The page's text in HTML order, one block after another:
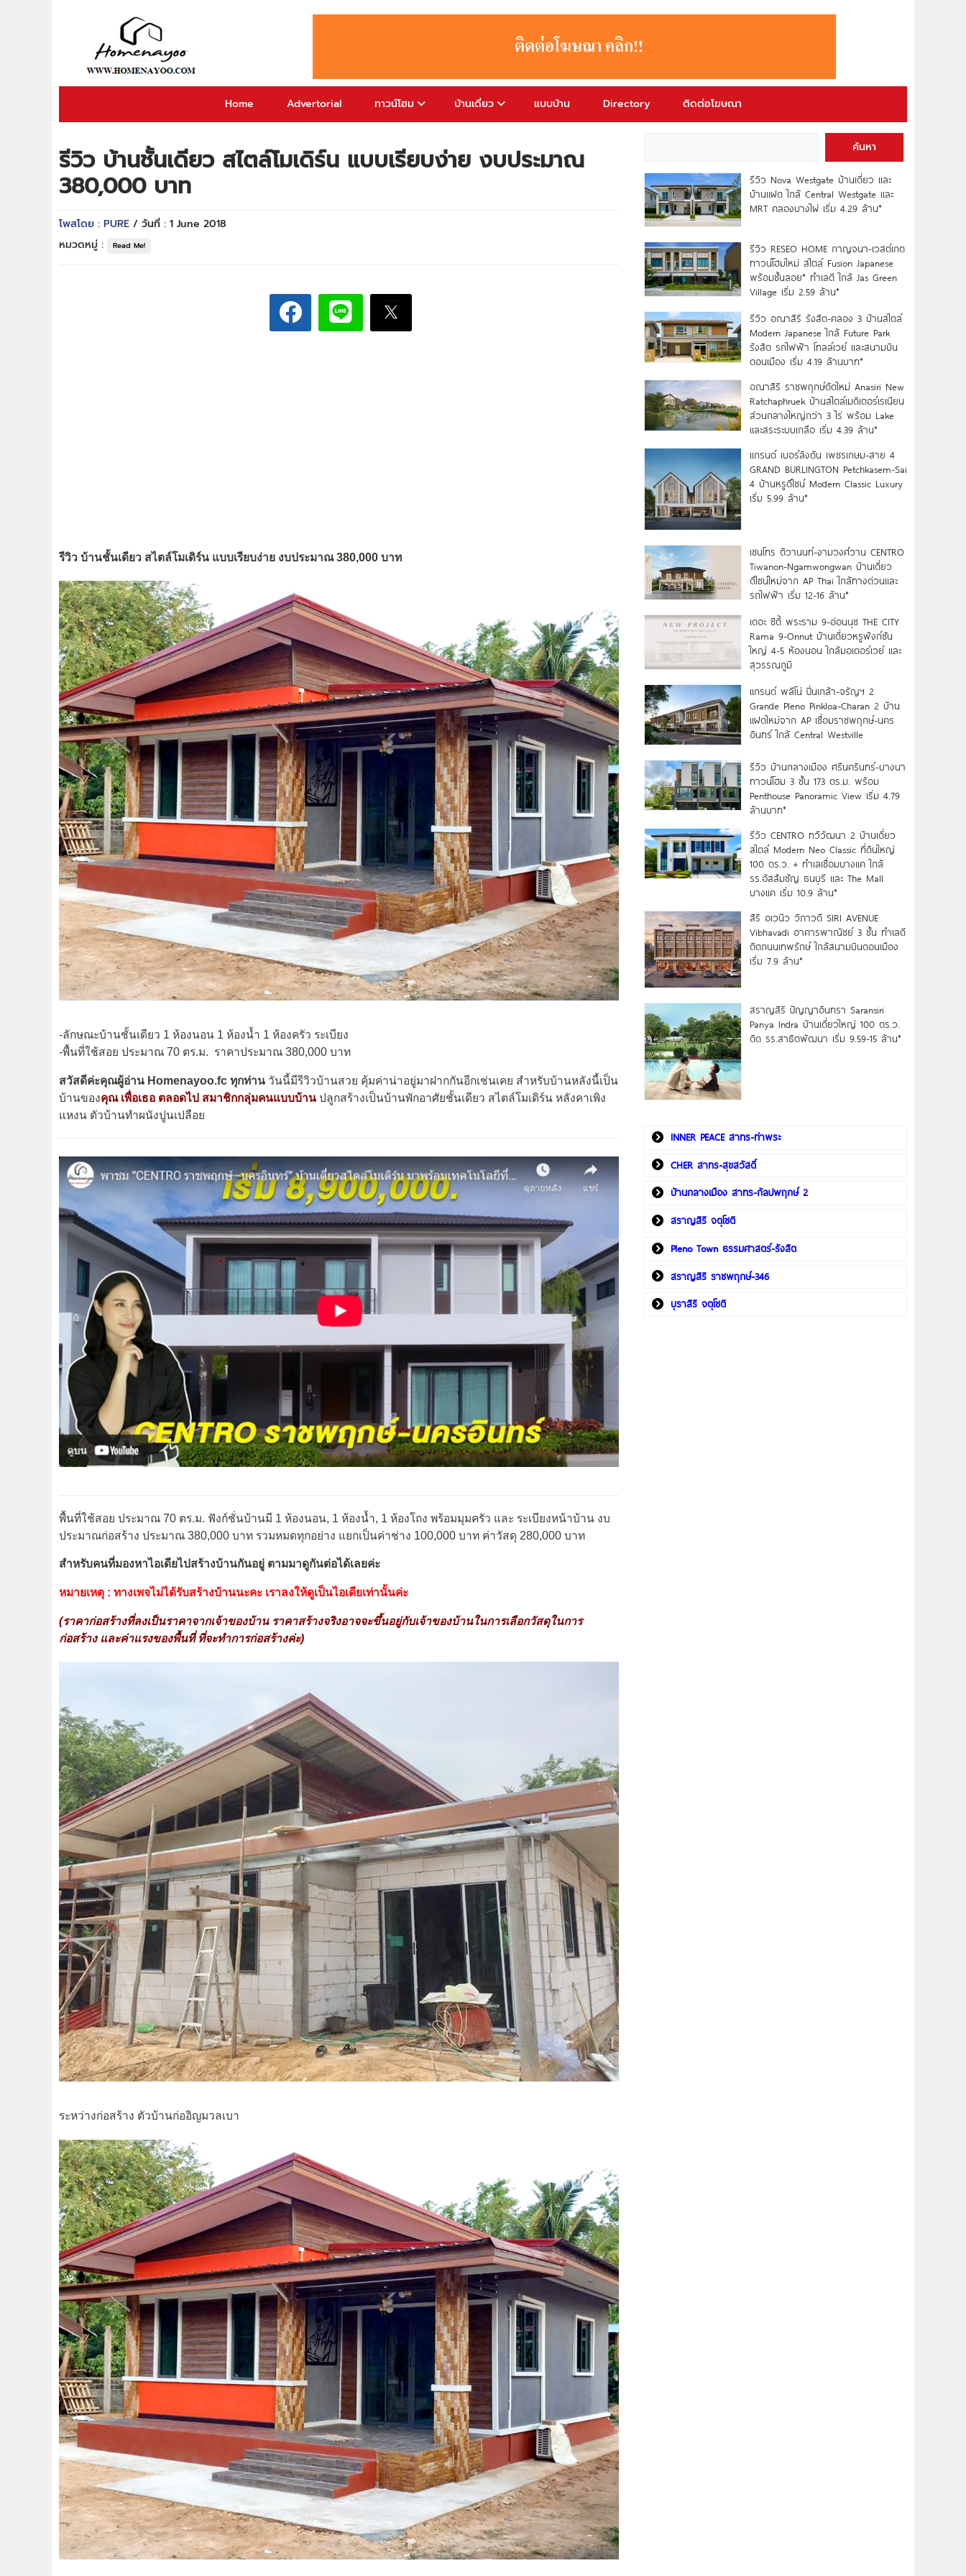
Home Advertorial ทาวน์โฮม บ้านเดี่ยว แบบบ้าน Directory ติดต่อโฆษณา
รีวิว บ้านชั้นเดียว สไตล์โมเดิร์น แบบเรียบง่าย งบประมาณ
380,000 บาท
โพสโดย : PURE / วันที่ : 1 June 2018
หมวดหมู่ :
Read Me!
รีวิว บ้านชั้นเดียว สไตล์โมเดิร์น แบบเรียบง่าย งบประมาณ 380,000 บาท
-ลักษณะบ้านชั้นเดียว 1 ห้องนอน 1 ห้องน้ำ 1 ห้องครัว ระเบียง
-พื้นที่ใช้สอย ประมาณ 70 ตร.ม. ราคาประมาณ 380,000 บาท
สวัสดีค่ะคุณผู้อ่าน Homenayoo.fc ทุกท่าน วันนี้มีรีวิวบ้านสวย คุ้มค่าน่าอยู่มาฝากกันอีกเช่นเคย สำหรับบ้านหลังนี้เป็น
บ้านของคุณ เพื่อเธอ ตลอดไป สมาชิกกลุ่มคนแบบบ้าน ปลูกสร้างเป็นบ้านพักอาศัยชั้นเดียว สไตล์โมเดิร์น หลังคาเพิง
แหงน ตัวบ้านทำผนังปูนเปลือย
พื้นที่ใช้สอย ประมาณ 70 ตร.ม. ฟังก์ชั่นบ้านมี 1 ห้องนอน, 1 ห้องน้ำ, 1 ห้องโถง พร้อมมุมครัว และ ระเบียงหน้าบ้าน งบ
ประมาณก่อสร้าง ประมาณ 380,000 บาท รวมหมดทุกอย่าง แยกเป็นค่าช่าง 100,000 บาท ค่าวัสดุ 280,000 บาท
สำหรับคนที่มองหาไอเดียไปสร้างบ้านกันอยู่ ตามมาดูกันต่อได้เลยค่ะ
หมายเหตุ : ทางเพจไม่ได้รับสร้างบ้านนะคะ เราลงให้ดูเป็นไอเดียเท่านั้นค่ะ
(ราคาก่อสร้างที่ลงเป็นราคาจากเจ้าของบ้าน ราคาสร้างจริงอาจจะขึ้นอยู่กับเจ้าของบ้านในการเลือกวัสดุในการ
ก่อสร้าง และค่าแรงของพื้นที่ ที่จะทำการก่อสร้างค่ะ)
ระหว่างก่อสร้าง ตัวบ้านก่ออิญมวลเบา
ค้นหา
รีวิว Nova Westgate บ้านเดี่ยว และ
บ้านแฝด ใกล้ Central Westgate และ
MRT คลองบางไผ่ เริ่ม 4.29 ล้าน*
รีวิว RESEO HOME กาญจนา-เวสต์เกต
ทาวน์โฮมใหม่ สไตล์ Fusion Japanese
พร้อมชั้นลอย* ทำเลดี ใกล้ Jas Green
Village เริ่ม 2.59 ล้าน*
รีวิว อณาสิริ รังสิต-คลอง 3 บ้านสไตล์
Modern Japanese ใกล้ Future Park
รังสิต รถไฟฟ้า โทลล์เวย์ และสนามบิน
ดอนเมือง เริ่ม 4.19 ล้านบาท*
อณาสิริ ราชพฤกษ์ตัดใหม่ Anasiri New
Ratchaphruek บ้านสไตล์เมดิเตอร์เรเนียน
ส่วนกลางใหญ่กว่า 3 ไร่ พร้อม Lake
และสระระบบเกลือ เริ่ม 4.39 ล้าน*
แกรนด์ เบอร์ลิงตัน เพชรเกษม-สาย 4
GRAND BURLINGTON Petchkasem-Sai
4 บ้านหรูดีไซน์ Modern Classic Luxury
เริ่ม 5.99 ล้าน*
เซนโทร ติวานนท์-งามวงศ์วาน CENTRO
Tiwanon-Ngamwongwan บ้านเดี่ยว
ดีไซน์ใหม่จาก AP Thai ใกล้ทางด่วนและ
รถไฟฟ้า เริ่ม 12-16 ล้าน*
เดอะ ซิตี้ พระราม 9-อ่อนนุช THE CITY
Rama 9-Onnut บ้านเดี่ยวหรูฟังก์ชัน
ใหญ่ 4-5 ห้องนอน ใกล้มอเตอร์เวย์ และ
สุวรรณภูมิ
แกรนด์ พลีโน่ ปิ่นเกล้า-จรัญฯ 2
Grande Pleno Pinkloa-Charan 2 บ้าน
แฝดใหม่จาก AP เชื่อมราชพฤกษ์-นคร
อินทร์ ใกล้ Central Westville
รีวิว บ้านกลางเมือง ศรีนครินทร์-บางนา
ทาวน์โฮม 3 ชั้น 173 ตร.ม. พร้อม
Penthouse Panoramic View เริ่ม 4.79
ล้านบาท*
รีวิว CENTRO ทวีวัฒนา 2 บ้านเดี่ยว
สไตล์ Modern Neo Classic ที่ดินใหญ่
100 ตร.ว. + ทำเลเชื่อมบางแค ใกล้
รร.อัสสัมชัญ ธนบุรี และ The Mall
บางแค เริ่ม 10.9 ล้าน*
สิริ อเวนิว วิภาวดี SIRI AVENUE
Vibhavadi อาคารพาณิชย์ 3 ชั้น ทำเลดี
ติดถนนเทพรักษ์ ใกล้สนามบินดอนเมือง
เริ่ม 7.9 ล้าน*
สราญสิริ ปัญญาอินทรา Saransiri
Panya Indra บ้านเดี่ยวใหญ่ 100 ตร.ว.
ดิด รร.สาธิตพัฒนา เริ่ม 9.59-15 ล้าน*
INNER PEACE สาทร-ท่าพระ
CHER สาทร-สุขสวัสดิ์
บ้านกลางเมือง สาทร-กัลปพฤกษ์ 2
สราญสิริ จตุโชติ
Pleno Town ธรรมศาสตร์-รังสิต
สราญสิริ ราชพฤกษ์-346
บุราสิริ จตุโชติ